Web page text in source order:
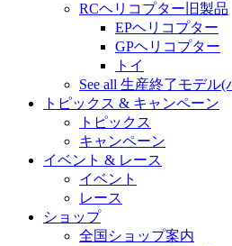
RCヘリコプター旧製品
EPヘリコプター
GPヘリコプター
トイ
See all 生産終了モデル
トピックス & キャンペーン
トピックス
キャンペーン
イベント & レース
イベント
レース
ショップ
全国ショップ案内